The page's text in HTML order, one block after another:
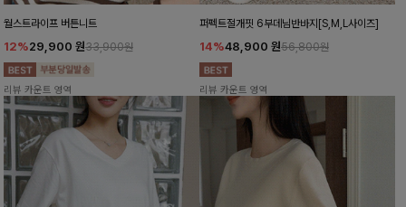
월스트라이프 버튼니트
12%29,900 원33,900원
리뷰 카운트 영역
퍼펙트절개핏 6부데님반바지[S,M,L사이즈]
14%48,900 원56,800원
리뷰 카운트 영역